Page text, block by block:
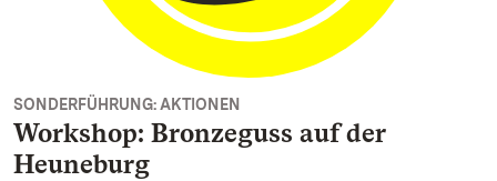
SONDERFÜHRUNG: AKTIONEN
Workshop: Bronzeguss auf der
Heuneburg